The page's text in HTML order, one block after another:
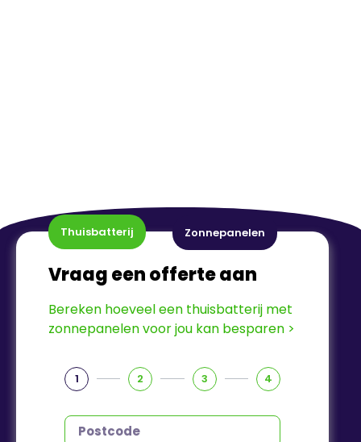
Thuisbatterij Zonnepanelen
Vraag een offerte aan
Bereken hoeveel een thuisbatterij met
zonnepanelen voor jou kan besparen >
1 2 3 4